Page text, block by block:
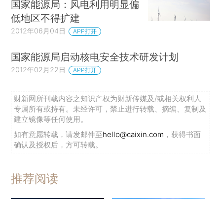
国家能源局：风电利用明显偏
低地区不得扩建
2012年06月04日 APP打开
国家能源局启动核电安全技术研发计划
2012年02月22日 APP打开
财新网所刊载内容之知识产权为财新传媒及/或相关权利人
专属所有或持有。未经许可，禁止进行转载、摘编、复制及
建立镜像等任何使用。
如有意愿转载，请发邮件至hello@caixin.com ，获得书面
确认及授权后，方可转载。
推荐阅读